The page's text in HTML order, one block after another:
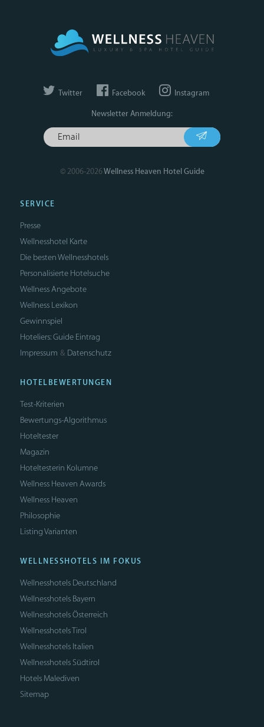
Twitter Facebook Instagram
Newsletter Anmeldung:
© 2006-2026Wellness Heaven Hotel Guide
SERVICE
Presse
Wellnesshotel Karte
Die besten Wellnesshotels
Personalisierte Hotelsuche
Wellness Angebote
Wellness Lexikon
Gewinnspiel
Hoteliers: Guide Eintrag
Impressum & Datenschutz
HOTELBEWERTUNGEN
Test-Kriterien
Bewertungs-Algorithmus
Hoteltester
Magazin
Hoteltesterin Kolumne
Wellness Heaven Awards
Wellness Heaven
Philosophie
Listing Varianten
WELLNESSHOTELS IM FOKUS
Wellnesshotels Deutschland
Wellnesshotels Bayern
Wellnesshotels Österreich
Wellnesshotels Tirol
Wellnesshotels Italien
Wellnesshotels Südtirol
Hotels Malediven
Sitemap